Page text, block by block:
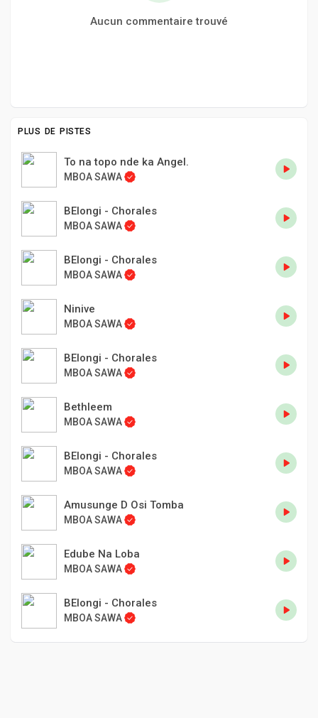
Aucun commentaire trouvé
PLUS DE PISTES
To na topo nde ka Angel.
MBOA SAWA
BElongi - Chorales
MBOA SAWA
BElongi - Chorales
MBOA SAWA
Ninive
MBOA SAWA
BElongi - Chorales
MBOA SAWA
Bethleem
MBOA SAWA
BElongi - Chorales
MBOA SAWA
Amusunge D Osi Tomba
MBOA SAWA
Edube Na Loba
MBOA SAWA
BElongi - Chorales
MBOA SAWA